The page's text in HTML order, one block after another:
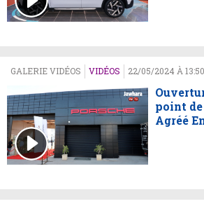
GALERIE VIDÉOS VIDÉOS 22/05/2024 À 13:50
point
Agréé